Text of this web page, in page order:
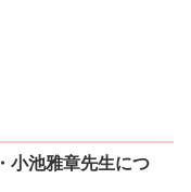
小池雅章先生につ